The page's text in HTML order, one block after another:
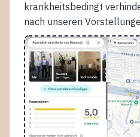
krankheitsbedingt
nach unseren